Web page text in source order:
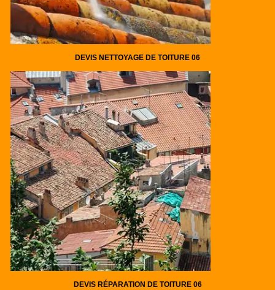
DEVIS NETTOYAGE DE TOITURE 06
DEVIS RÉPARATION DE TOITURE 06